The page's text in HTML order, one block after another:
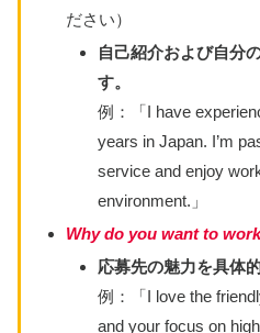
ださい）
自己紹介および自分
す。
例：「I have
years in Japan. I’m
service and enjoy
environment.」
Why do you want to
応募先の魅力を具体
例：「I love the
and your focus on